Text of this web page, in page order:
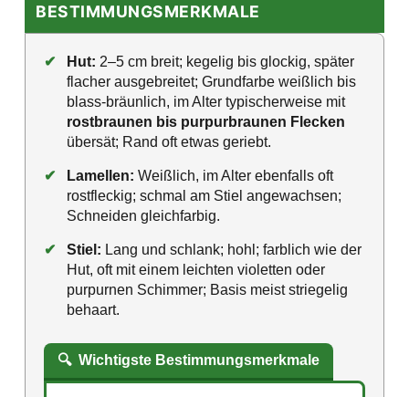
BESTIMMUNGSMERKMALE
✔ Hut: 2–5 cm breit; kegelig bis glockig, später
flacher ausgebreitet; Grundfarbe weißlich bis
blass-bräunlich, im Alter typischerweise mit
rostbraunen bis purpurbraunen Flecken
übersät; Rand oft etwas geriebt.
✔ Lamellen: Weißlich, im Alter ebenfalls oft
rostfleckig; schmal am Stiel angewachsen;
Schneiden gleichfarbig.
✔ Stiel: Lang und schlank; hohl; farblich wie der
Hut, oft mit einem leichten violetten oder
purpurnen Schimmer; Basis meist striegelig
behaart.
🔍 Wichtigste Bestimmungsmerkmale